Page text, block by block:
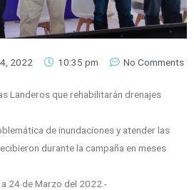
2022 10:35 pm No Comments
Landeros que rehabilitarán drenajes
de inundaciones y atender las
durante la campaña en meses
24 de Marzo del 2022.-